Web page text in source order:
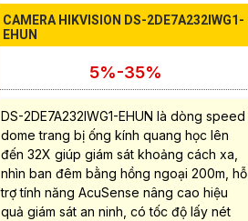
CAMERA HIKVISION DS-2DE7A232IWG1-
EHUN
5%-35%
DS-2DE7A232IWG1-EHUN là dòng speed
dome trang bị ống kính quang học lên
đến 32X giúp giám sát khoảng cách xa,
nhìn ban đêm bằng hồng ngoại 200m, hỗ
trợ tính năng AcuSense nâng cao hiệu
quả giám sát an ninh, có tốc độ lấy nét